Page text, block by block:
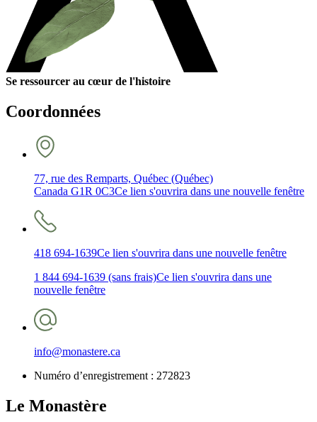
Se ressourcer au cœur de l'histoire
Coordonnées
77, rue des Remparts, Québec (Québec)
Canada G1R 0C3Ce lien s'ouvrira dans une nouvelle fenêtre
418 694-1639Ce lien s'ouvrira dans une nouvelle fenêtre
1 844 694-1639 (sans frais)Ce lien s'ouvrira dans une
nouvelle fenêtre
info@monastere.ca
Numéro d’enregistrement : 272823
Le Monastère